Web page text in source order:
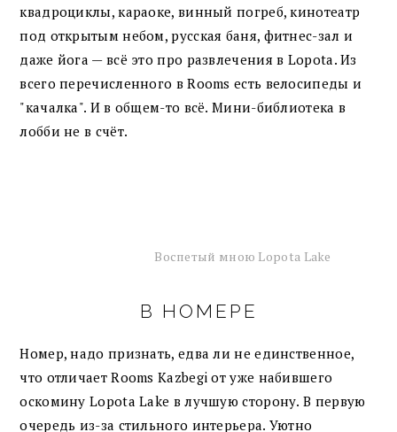
квадроциклы, караоке, винный погреб, кинотеатр
под открытым небом, русская баня, фитнес-зал и
даже йога — всё это про развлечения в Lopota. Из
всего перечисленного в Rooms есть велосипеды и
"качалка". И в общем-то всё. Мини-библиотека в
лобби не в счёт.
Воспетый мною Lopota Lake
В НОМЕРЕ
Номер, надо признать, едва ли не единственное,
что отличает Rooms Kazbegi от уже набившего
оскомину Lopota Lake в лучшую сторону. В первую
очередь из-за стильного интерьера. Уютно